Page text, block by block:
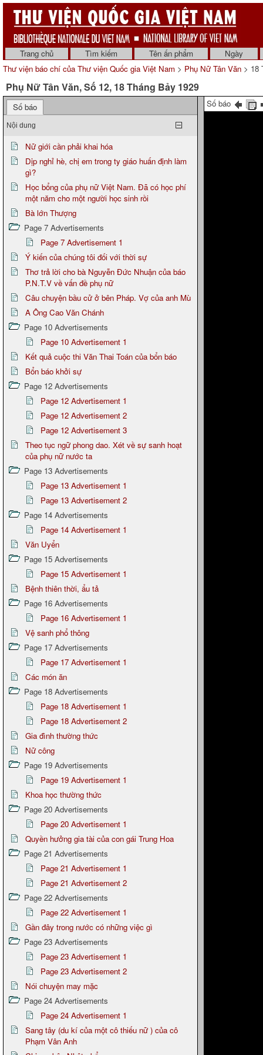
Trang chủ Tìm kiếm Tên ấn phẩm
Ngày
Thư viện báo chí của Thư viện Quốc gia Việt Nam > Phụ Nữ Tân Văn > 18
Phụ Nữ Tân Văn, Số 12, 18 Tháng Bảy 1929
Số báo
Nội dung
Nữ giới cần phải khai hóa
Dịp nghỉ hè, chị em trong ty giáo huấn định làm
gì?
Học bổng của phụ nữ Việt Nam. Đã có học phí
một năm cho một người học sinh rồi
Bà lớn Thượng
Page 7 Advertisements
Page 7 Advertisement 1
Ý kiến của chúng tôi đối với thời sự
Thơ trả lời cho bà Nguyễn Đức Nhuận của báo
P.N.T.V về vấn đề phụ nữ
Câu chuyện bầu cử ở bên Pháp. Vợ của anh Mù
A Ông Cao Văn Chánh
Page 10 Advertisements
Page 10 Advertisement 1
Kết quả cuộc thi Văn Thai Toán của bổn báo
Bổn báo khởi sự
Page 12 Advertisements
Page 12 Advertisement 1
Page 12 Advertisement 2
Page 12 Advertisement 3
Theo tục ngữ phong dao. Xét về sự sanh hoạt
của phụ nữ nước ta
Page 13 Advertisements
Page 13 Advertisement 1
Page 13 Advertisement 2
Page 14 Advertisements
Page 14 Advertisement 1
Văn Uyển
Page 15 Advertisements
Page 15 Advertisement 1
Bệnh thiên thời, ẩu tả
Page 16 Advertisements
Page 16 Advertisement 1
Vệ sanh phổ thông
Page 17 Advertisements
Page 17 Advertisement 1
Các món ăn
Page 18 Advertisements
Page 18 Advertisement 1
Page 18 Advertisement 2
Gia đình thường thức
Nữ công
Page 19 Advertisements
Page 19 Advertisement 1
Khoa học thường thức
Page 20 Advertisements
Page 20 Advertisement 1
Quyền hưởng gia tài của con gái Trung Hoa
Page 21 Advertisements
Page 21 Advertisement 1
Page 21 Advertisement 2
Page 22 Advertisements
Page 22 Advertisement 1
Gần đây trong nước có những việc gì
Page 23 Advertisements
Page 23 Advertisement 1
Page 23 Advertisement 2
Nói chuyện may mặc
Page 24 Advertisements
Page 24 Advertisement 1
Sang tây (du kí của một cô thiếu nữ ) của cô
Phạm Vân Anh
Số báo